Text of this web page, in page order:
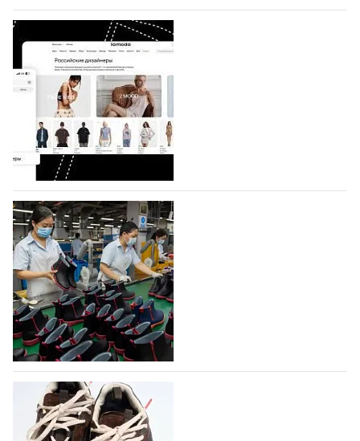
07.08.2026 624
BALLINA представит свои новинки на Euro
Shoes
Компания BALLINA Guangzhou Lihuang Footwear
Co., Ltd., основанная в 2011 году и расположенная в
Гуанчжоу, столице моды Китая, является
профессиональной обувной компанией,
объединяющей разработку, производство и…
07.08.2026 484
На платформе Lamoda - новый раздел и
условия продвижения локальных
дизайнерских марок
Российский маркетплейс Lamoda решил обновить
раздел для продажи продукции локальных
дизайнерских марок одежды, обуви и аксессуаров.
Бренды также получат маркетинговую…
06.08.2026 650
Объем мирового производства обуви в
2025 году практически не увеличился